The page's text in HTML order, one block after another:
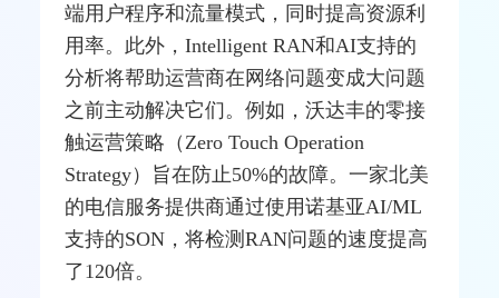
端用户程序和流量模式，同时提高资源利
用率。此外，Intelligent RAN和AI支持的
分析将帮助运营商在网络问题变成大问题
之前主动解决它们。例如，沃达丰的零接
触运营策略（Zero Touch Operation
Strategy）旨在防止50%的故障。一家北美
的电信服务提供商通过使用诺基亚AI/ML
支持的SON，将检测RAN问题的速度提高
了120倍。